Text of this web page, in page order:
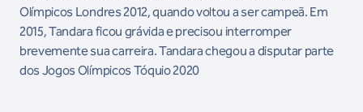
Olímpicos Londres 2012, quando voltou a ser campeã. Em
2015, Tandara ficou grávida e precisou interromper
brevemente sua carreira. Tandara chegou a disputar parte
dos Jogos Olímpicos Tóquio 2020